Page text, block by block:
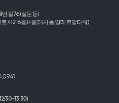
번길 76 (설문동)
412 16층,17층(대치동,알레르망타워)